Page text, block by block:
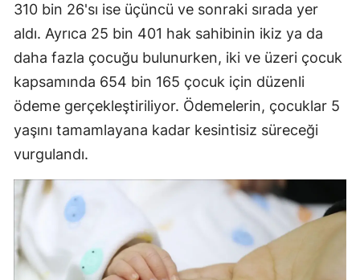
Kütahya
Malatya
Manisa
Kahramanmaraş
Muş
Nevşehir
310 bin 26'sı ise üçüncü ve sonraki sırada yer
aldı. Ayrıca 25 bin 401 hak sahibinin ikiz ya da
daha fazla çocuğu bulunurken, iki ve üzeri çocuk
kapsamında 654 bin 165 çocuk için düzenli
ödeme gerçekleştiriliyor. Ödemelerin, çocuklar 5
yaşını tamamlayana kadar kesintisiz süreceği
vurgulandı.